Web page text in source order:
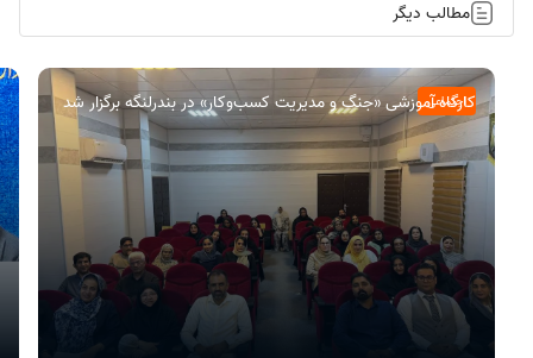
مطالب دیگر
اجتماعی
کارگاه آموزشی «جنگ و مدیریت کسب‌وکار» در بندرلنگه برگزار شد